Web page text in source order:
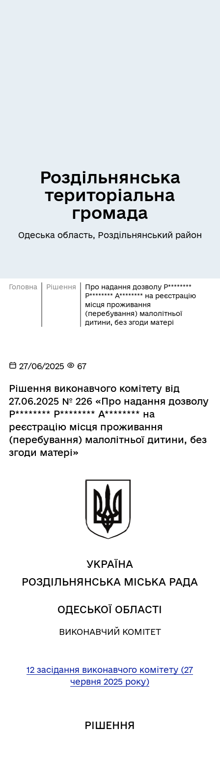
Роздільнянська
територіальна
громада
Одеська область, Роздільнянський район
Головна Рішення
Про надання дозволу Р********
Р******** А******** на реєстрацію
місця проживання
(перебування) малолітньої
дитини, без згоди матері
27/06/2025 67
Рішення виконавчого комітету від
27.06.2025 № 226 «Про надання дозволу
Р******** Р******** А******** на
реєстрацію місця проживання
(перебування) малолітньої дитини, без
згоди матері»
УКРАЇНА
РОЗДІЛЬНЯНСЬКА МІСЬКА РАДА
ОДЕСЬКОЇ ОБЛАСТІ
ВИКОНАВЧИЙ КОМІТЕТ
12 засідання виконавчого комітету (27
червня 2025 року)
РІШЕННЯ